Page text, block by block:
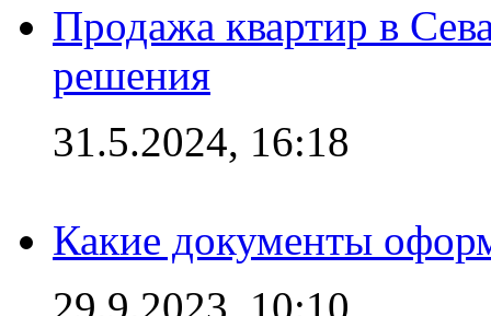
Продажа квартир в
решения
31.5.2024, 16:18
Какие документы
29.9.2023, 10:10